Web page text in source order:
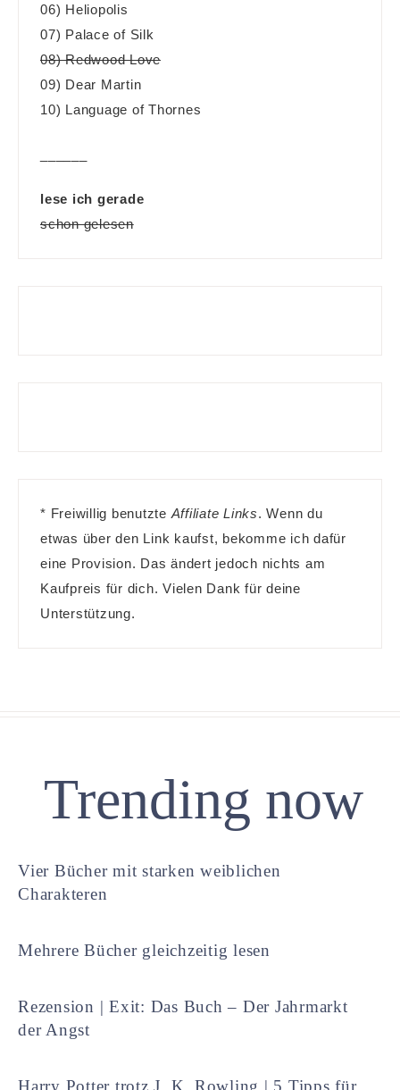
06) Heliopolis
07) Palace of Silk
08) Redwood Love
09) Dear Martin
10) Language of Thornes
lese ich gerade
schon gelesen
* Freiwillig benutzte Affiliate Links. Wenn du
etwas über den Link kaufst, bekomme ich dafür
eine Provision. Das ändert jedoch nichts am
Kaufpreis für dich. Vielen Dank für deine
Unterstützung.
Trending now
Vier Bücher mit starken weiblichen
Charakteren
Mehrere Bücher gleichzeitig lesen
Rezension | Exit: Das Buch – Der Jahrmarkt
der Angst
Harry Potter trotz J. K. Rowling | 5 Tipps für